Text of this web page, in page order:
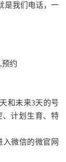
是我们电话，一
预约
和未来3天的号
、计划生育、特
微信的微官网